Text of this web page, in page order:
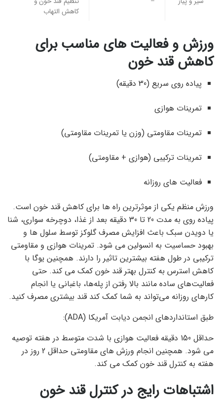
کاهش التهاب
ورزش و فعالیت های مناسب برای
کاهش قند خون
پیاده روی سریع (30 دقیقه)
تمرینات هوازی
تمرینات مقاومتی (وزن یا تمرینات مقاومتی)
تمرینات ترکیبی (هوازی + مقاومتی)
فعالیت های روزانه
ورزش منظم یکی از موثرترین راه ها برای کاهش قند خون است.
پیاده روی به مدت 20 تا 30 دقیقه بعد از غذا، دوچرخه سواری، شنا
یا دویدن سبک باعث افزایش مصرف گلوکز توسط سلول ها و
بهبود حساسیت به انسولین می شود. تمرینات هوازی و مقاومتی
ترکیبی در طول هفته بیشترین تاثیر را دارند. همچنین یوگا با
کاهش استرس به کنترل بهتر قند خون کمک می کند. حتی
فعالیت‌های ساده مانند بالا رفتن از پله‌ها، باغبانی یا انجام
کارهای روزانه می‌تواند به شما کمک کند قند بیشتری مصرف کنید.
طبق استانداردهای انجمن دیابت آمریکا (ADA
):
حداقل 150 دقیقه فعالیت هوازی با شدت متوسط ​​در هفته توصیه
می شود. همچنین انجام ورزش های مقاومتی حداقل 2 روز در
هفته به کنترل قند خون کمک می کند.
اشتباهات رایج در کنترل قند خون